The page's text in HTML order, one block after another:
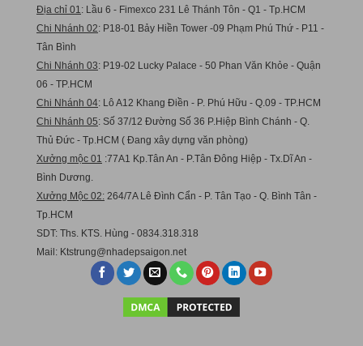
Địa chỉ 01 : Lầu 6 - Fimexco 231 Lê Thánh Tôn - Q1 - Tp.HCM
Chi Nhánh 02: P18-01 Bảy Hiền Tower -09 Phạm Phú Thứ - P11 -
Tân Bình
Chi Nhánh 03: P19-02 Lucky Palace - 50 Phan Văn Khỏe - Quận
06 - TP.HCM
Chi Nhánh 04: Lô A12 Khang Điền - P. Phú Hữu - Q.09 - TP.HCM
Chi Nhánh 05: Số 37/12 Đường Số 36 P.Hiệp Bình Chánh - Q.
Thủ Đức - Tp.HCM ( Đang xây dựng văn phòng)
Xưởng mộc 01
:77A1 Kp.Tân An - P.Tân Đông Hiệp - Tx.Dĩ An -
Bình Dương.
Xưởng Mộc 02: 264/7A Lê Đình Cẩn - P. Tân Tạo - Q. Bình Tân -
Tp.HCM
SDT: Ths. KTS. Hùng - 0834.318.318
Mail: Ktstrung@nhadepsaigon.net